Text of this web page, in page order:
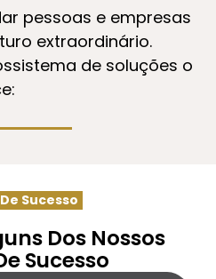
pessoas e empresas
extraordinário.
de soluções o
Sucesso
Dos Nossos
Sucesso